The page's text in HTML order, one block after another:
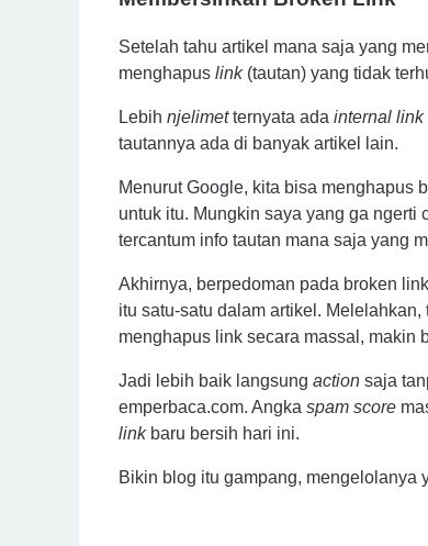
Setelah tahu artikel mana saja yang
menghapus link (tautan) yang tidak
Lebih njelimetternyata ada internal link
tautannya ada di banyak artikel lain.
Menurut Google, kita bisa menghapus
untuk itu. Mungkin saya yang ga
tercantum info tautan mana saja yang
Akhirnya, berpedoman pada broken
itu satu-satu dalam artikel.
menghapus link secara massal, makin
Jadi lebih baik langsung action saja
emperbaca.com. Angka spam score
linkbaru bersih hari ini.
Bikin blog itu gampang, mengelolanya